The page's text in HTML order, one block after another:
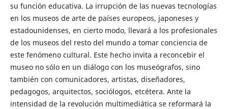
su función educativa. La irrupción de las nuevas tecnologías
en los museos de arte de países europeos, japoneses y
estadounidenses, en cierto modo, llevará a los profesionales
de los museos del resto del mundo a tomar conciencia de
este fenómeno cultural. Este hecho invita a reconcebir el
museo no sólo en un diálogo con los museógrafos, sino
también con comunicadores, artistas, diseñadores,
pedagogos, arquitectos, sociólogos, etcétera. Ante la
intensidad de la revolución multimediática se reformará la